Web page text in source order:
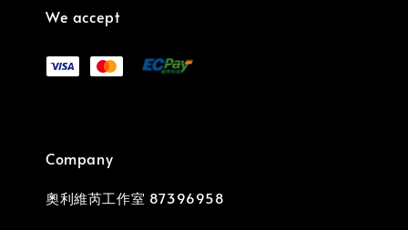
We accept
Company
奧利維芮工作室 87396958